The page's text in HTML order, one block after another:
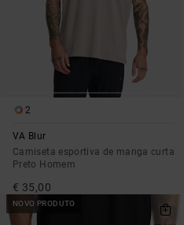
2
VA Blur
Camiseta esportiva de manga curta
Preto Homem
€ 35,00
NOVO PRODUTO